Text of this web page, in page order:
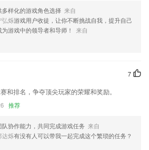
多样化的游戏角色选择 来自
烁游戏用户收徒，让你不断挑战自我，提升自己
游戏中的领导者和导师！
来自
7
和排名，争夺顶尖玩家的荣耀和奖励。
推荐
队协作能力，共同完成游戏任务 来自
烁有没有人可以带我一起完成这个繁琐的任务？